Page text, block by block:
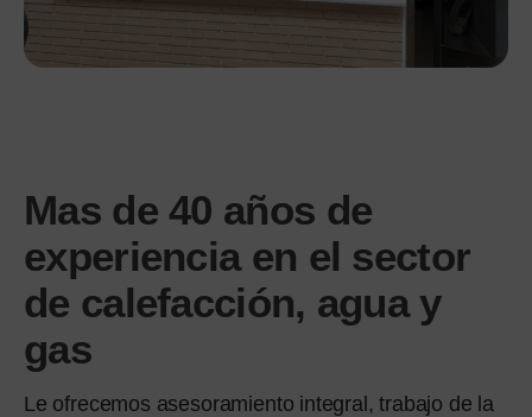
Mas de 40 años de
experiencia en el sector
de calefacción, agua y
gas
Le ofrecemos asesoramiento integral, trabajo de la